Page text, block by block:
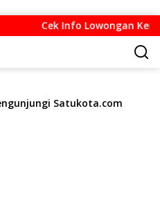
Cek Info Lowongan
Satukota.com